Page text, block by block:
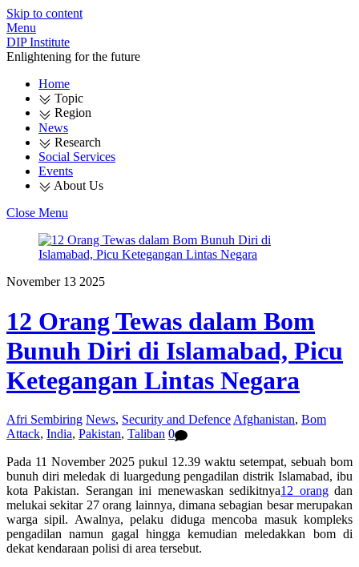
Skip to content
Menu
DIP Institute
Enlightening for the future
Home
Topic
Region
News
Research
Social Services
Events
About Us
Close Menu
November 13 2025
12 Orang Tewas dalam Bom
Bunuh Diri di Islamabad, Picu
Ketegangan Lintas Negara
Afri Sembiring News, Security and Defence Afghanistan, Bom
Attack, India, Pakistan, Taliban 0
Pada 11 November 2025 pukul 12.39 waktu setempat, sebuah bom
bunuh diri meledak di luargedung pengadilan distrik Islamabad, ibu
kota Pakistan. Serangan ini menewaskan sedikitnya12 orangdan
melukai sekitar 27 orang lainnya, dimana sebagian besar merupakan
warga sipil. Awalnya, pelaku diduga mencoba masuk kompleks
pengadilan namun gagal hingga kemudian meledakkan bom di
dekat kendaraan polisi di area tersebut.